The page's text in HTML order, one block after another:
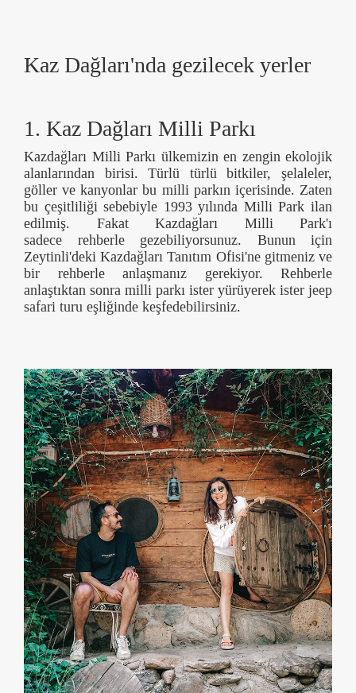
Kaz Dağları'nda gezilecek yerler
1. Kaz Dağları Milli Parkı
Kazdağları Milli Parkı ülkemizin en zengin ekolojik
alanlarından birisi. Türlü türlü bitkiler, şelaleler,
göller ve kanyonlar bu milli parkın içerisinde. Zaten
bu çeşitliliği sebebiyle 1993 yılında Milli Park ilan
edilmiş. Fakat Kazdağları Milli Park'ı
sadece rehberle gezebiliyorsunuz. Bunun için
Zeytinli'deki Kazdağları Tanıtım Ofisi'ne gitmeniz ve
bir rehberle anlaşmanız gerekiyor. Rehberle
anlaştıktan sonra milli parkı ister yürüyerek ister jeep
safari turu eşliğinde keşfedebilirsiniz.